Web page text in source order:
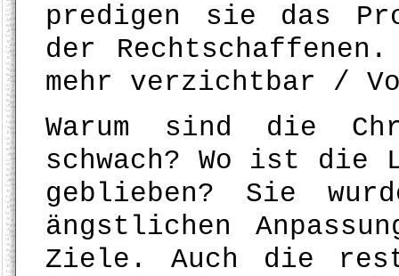
predigen sie das
der
mehr verzichtbar /
Warum sind die
schwach? Wo ist die
geblieben? Sie
ängstlichen
Ziele. Auch die